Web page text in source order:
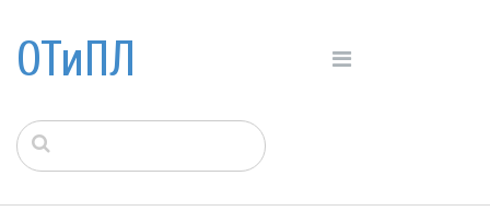
ОТиПЛ